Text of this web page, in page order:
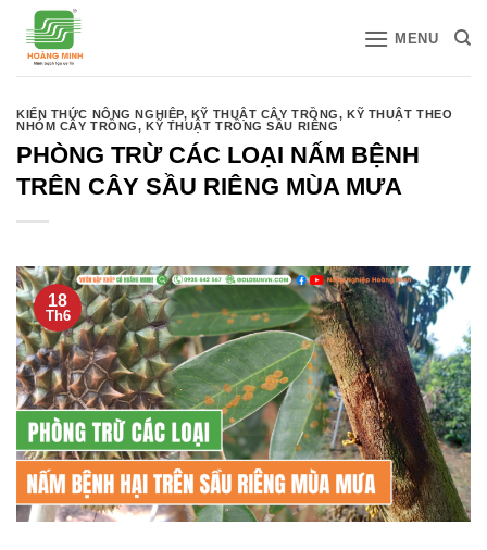
qua
MENU
KIẾN THỨC NÔNG NGHIỆP, KỸ THUẬT CÂY TRỒNG,KỸ THUẬT THEO
NHÓM CÂY TRỒNG, KỸ THUẬT TRỒNG SẦU RIÊNG
PHÒNG TRỪ CÁC LOẠI NẤM BỆNH
TRÊN CÂY SẦU RIÊNG MÙA MƯA
18
Th6